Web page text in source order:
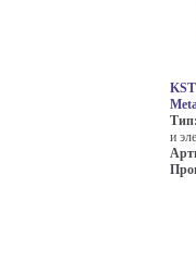
Тип:
и